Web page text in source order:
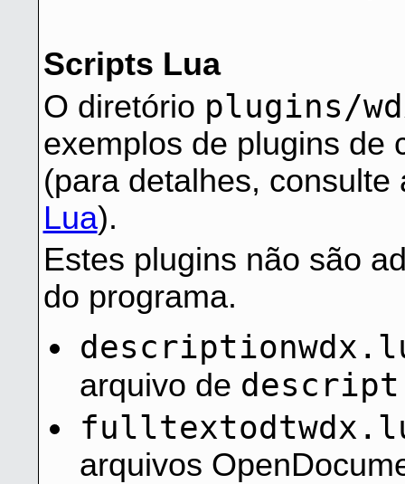
Scripts Lua
O diretório plugins/
exemplos de plugins de
(para detalhes,
Lua).
Estes plugins não são
do programa.
arquivo de
arquivos